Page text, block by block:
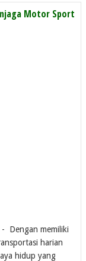
Motor Sport
- Dengan memiliki
harian
hidup yang